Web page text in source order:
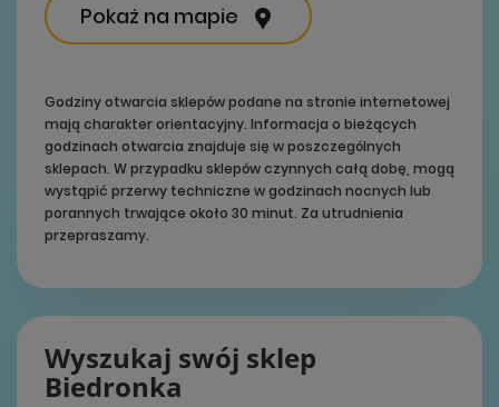
Pokaż na mapie
Godziny otwarcia sklepów podane na stronie internetowej
mają charakter orientacyjny. Informacja o bieżących
godzinach otwarcia znajduje się w poszczególnych
sklepach. W przypadku sklepów czynnych całą dobę, mogą
wystąpić przerwy techniczne w godzinach nocnych lub
porannych trwające około 30 minut. Za utrudnienia
przepraszamy.
Wyszukaj swój sklep
Biedronka